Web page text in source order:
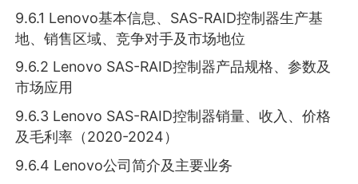
9.6.1 Lenovo基本信息、SAS-RAID控制器生产基
地、销售区域、竞争对手及市场地位
9.6.2 Lenovo SAS-RAID控制器产品规格、参数及
市场应用
9.6.3 Lenovo SAS-RAID控制器销量、收入、价格
及毛利率（2020-2024）
9.6.4 Lenovo公司简介及主要业务